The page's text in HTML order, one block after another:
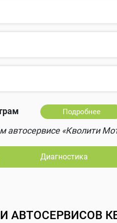
Подробнее
автосервисе «Кволити
Диагностика
АВТОСЕРВИСОВ